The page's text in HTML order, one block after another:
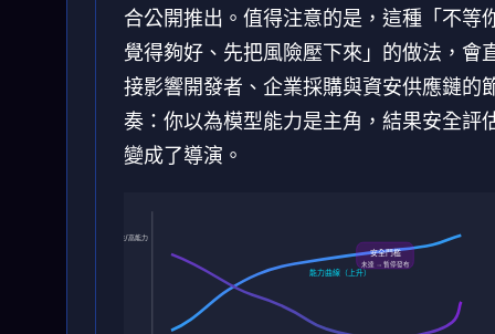
合公開推出。值得注意的是，這種「不等
覺得夠好、先把風險壓下來」的做法，會
接影響開發者、企業採購與資安供應鏈的
奏：你以為模型能力是主角，結果安全評
變成了導演。
高風險/高能力
能力曲線（上升）
安全門檻
未達 → 暫停發布